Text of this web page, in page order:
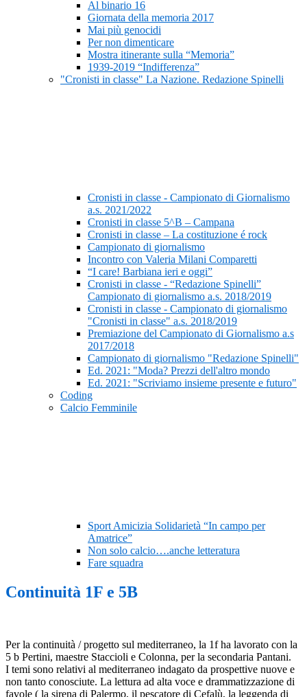
Al binario 16
Giornata della memoria 2017
Mai più genocidi
Per non dimenticare
Mostra itinerante sulla “Memoria”
1939-2019 “Indifferenza”
"Cronisti in classe" La Nazione. Redazione Spinelli
Cronisti in classe - Campionato di Giornalismo
a.s. 2021/2022
Cronisti in classe 5^B – Campana
Cronisti in classe – La costituzione é rock
Campionato di giornalismo
Incontro con Valeria Milani Comparetti
“I care! Barbiana ieri e oggi”
Cronisti in classe - “Redazione Spinelli”
Campionato di giornalismo a.s. 2018/2019
Cronisti in classe - Campionato di giornalismo
"Cronisti in classe" a.s. 2018/2019
Premiazione del Campionato di Giornalismo a.s
2017/2018
Campionato di giornalismo "Redazione Spinelli"
Ed. 2021: "Moda? Prezzi dell'altro mondo
Ed. 2021: "Scriviamo insieme presente e futuro"
Coding
Calcio Femminile
Sport Amicizia Solidarietà “In campo per
Amatrice”
Non solo calcio….anche letteratura
Fare squadra
Continuità 1F e 5B
Per la continuità / progetto sul mediterraneo, la 1f ha lavorato con la
5 b Pertini, maestre Staccioli e Colonna, per la secondaria Pantani.
I temi sono relativi al mediterraneo indagato da prospettive nuove e
non tanto conosciute. La lettura ad alta voce e drammatizzazione di
favole ( la sirena di Palermo, il pescatore di Cefalù, la leggenda di